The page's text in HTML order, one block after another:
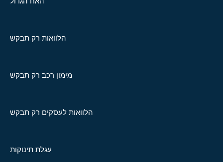
הלוואות רק תבקש
מימון רכב רק תבקש
הלוואות לעסקים רק תבקש
עגלת תינוקות